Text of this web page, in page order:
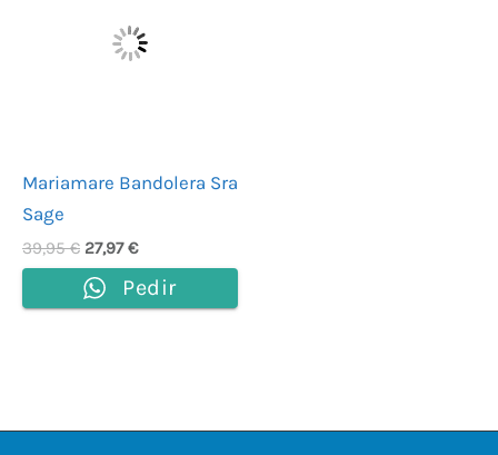
Mariamare Bandolera Sra
Sage
39,95€
39,95 €.
27,97€
27,97 €.
Pedir